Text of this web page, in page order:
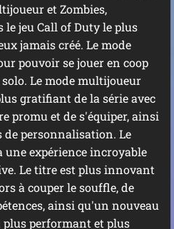
et Zombies,
jeu Call of Duty le plus
jamais créé. Le mode
pouvoir se jouer en coop
Le mode multijoueur
gratifiant de la série avec
promu et de s'équiper, ainsi
de personnalisation. Le
une expérience incroyable
Le titre est plus innovant
à couper le souffle, de
ainsi qu'un nouveau
plus performant et plus